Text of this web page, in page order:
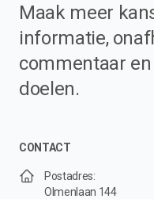
Maak meer
informatie,
commentaar
doelen.
CONTACT
Postadres:
Olmenlaan 144